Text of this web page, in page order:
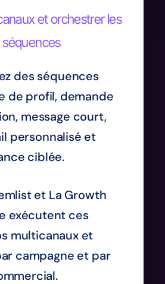
et orchestrer les
séquences
des séquences
de profil, demande
message court,
personnalisé et
ciblée.
et La Growth
exécutent ces
multicanaux et
campagne et par